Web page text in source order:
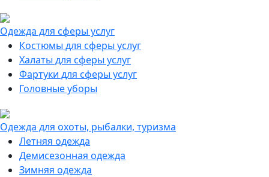
Одежда для сферы услуг
Костюмы для сферы услуг
Халаты для сферы услуг
Фартуки для сферы услуг
Головные уборы
Одежда для охоты, рыбалки, туризма
Летняя одежда
Демисезонная одежда
Зимняя одежда